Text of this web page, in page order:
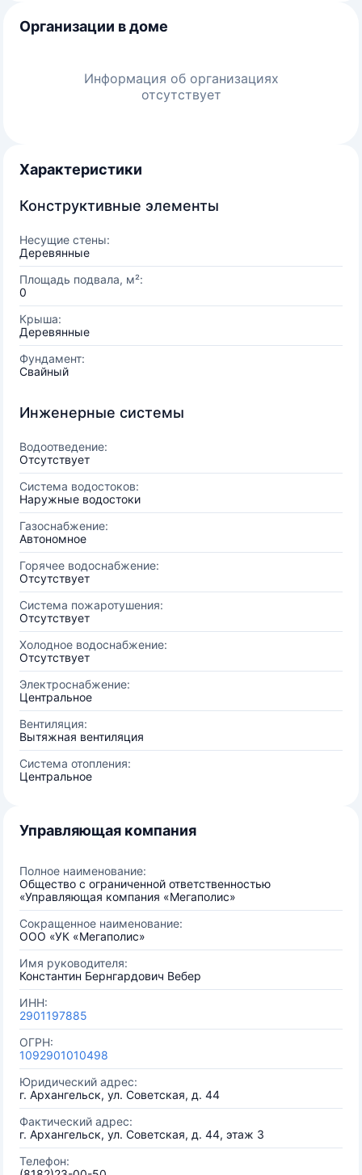
Организации в доме
Информация об организациях
отсутствует
Характеристики
Конструктивные элементы
Несущие стены:
Деревянные
Площадь подвала, м²:
0
Крыша:
Деревянные
Фундамент:
Свайный
Инженерные системы
Водоотведение:
Отсутствует
Система водостоков:
Наружные водостоки
Газоснабжение:
Автономное
Горячее водоснабжение:
Отсутствует
Система пожаротушения:
Отсутствует
Холодное водоснабжение:
Отсутствует
Электроснабжение:
Центральное
Вентиляция:
Вытяжная вентиляция
Система отопления:
Центральное
Управляющая компания
Полное наименование:
Общество с ограниченной ответственностью
«Управляющая компания «Мегаполис»
Сокращенное наименование:
ООО «УК «Мегаполис»
Имя руководителя:
Константин Бернгардович Вебер
ИНН:
2901197885
ОГРН:
1092901010498
Юридический адрес:
г. Архангельск, ул. Советская, д. 44
Фактический адрес:
г. Архангельск, ул. Советская, д. 44, этаж 3
Телефон: